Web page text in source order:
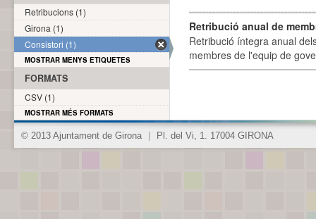
Retribució anual de
Retribució íntegra anual
membres de l'equip de
Retribucions (1)
Girona (1)
Consistori (1)
MOSTRAR MENYS ETIQUETES
FORMATS
CSV (1)
MOSTRAR MÉS FORMATS
© 2013 Ajuntament de Girona Pl. del Vi, 1. 17004 GIRONA